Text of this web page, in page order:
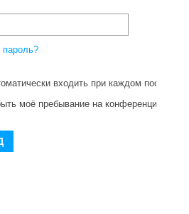
входить при каждом
моё пребывание на конференции в